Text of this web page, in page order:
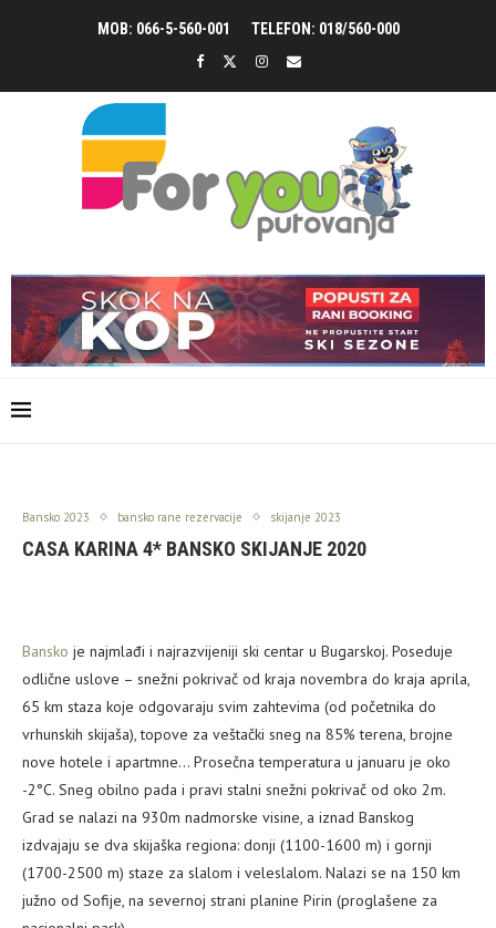
MOB: 066-5-560-001 TELEFON: 018/560-000
Bansko 2023 bansko rane rezervacije skijanje 2023
CASA KARINA 4* BANSKO SKIJANJE 2020
Bansko je najmlađi i najrazvijeniji ski centar u Bugarskoj. Poseduje
odlične uslove – snežni pokrivač od kraja novembra do kraja aprila,
65 km staza koje odgovaraju svim zahtevima (od početnika do
vrhunskih skijaša), topove za veštački sneg na 85% terena, brojne
nove hotele i apartmne… Prosečna temperatura u januaru je oko
-2°C. Sneg obilno pada i pravi stalni snežni pokrivač od oko 2m.
Grad se nalazi na 930m nadmorske visine, a iznad Banskog
izdvajaju se dva skijaška regiona: donji (1100-1600 m) i gornji
(1700-2500 m) staze za slalom i veleslalom. Nalazi se na 150 km
južno od Sofije, na severnoj strani planine Pirin (proglašene za